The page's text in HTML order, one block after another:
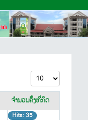
ສະແດງ #
ຈຳນວນຄັ້ງທີ່ກົດ
Hits: 35